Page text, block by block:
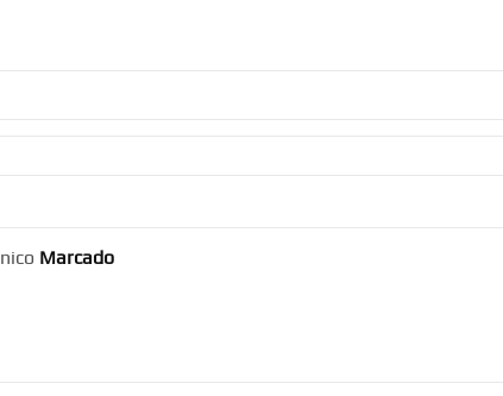
Marcado